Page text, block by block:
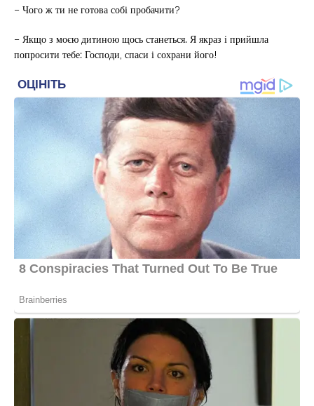
– Чого ж ти не готова собі пробачити?
– Якщо з моєю дитиною щось станеться. Я якраз і прийшла
попросити тебе: Господи, спаси і сохрани його!